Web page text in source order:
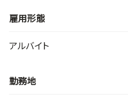
雇用形態
アルバイト
勤務地